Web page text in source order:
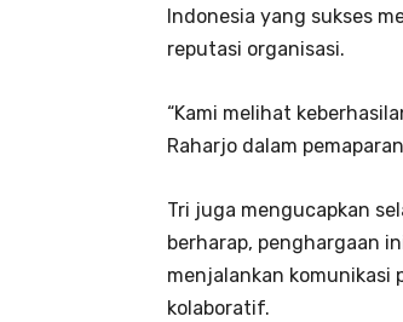
Indonesia yang sukses
reputasi organisasi.
“Kami melihat
Raharjo dalam
Tri juga mengucapkan
berharap, penghargaan
menjalankan komunikasi
kolaboratif.